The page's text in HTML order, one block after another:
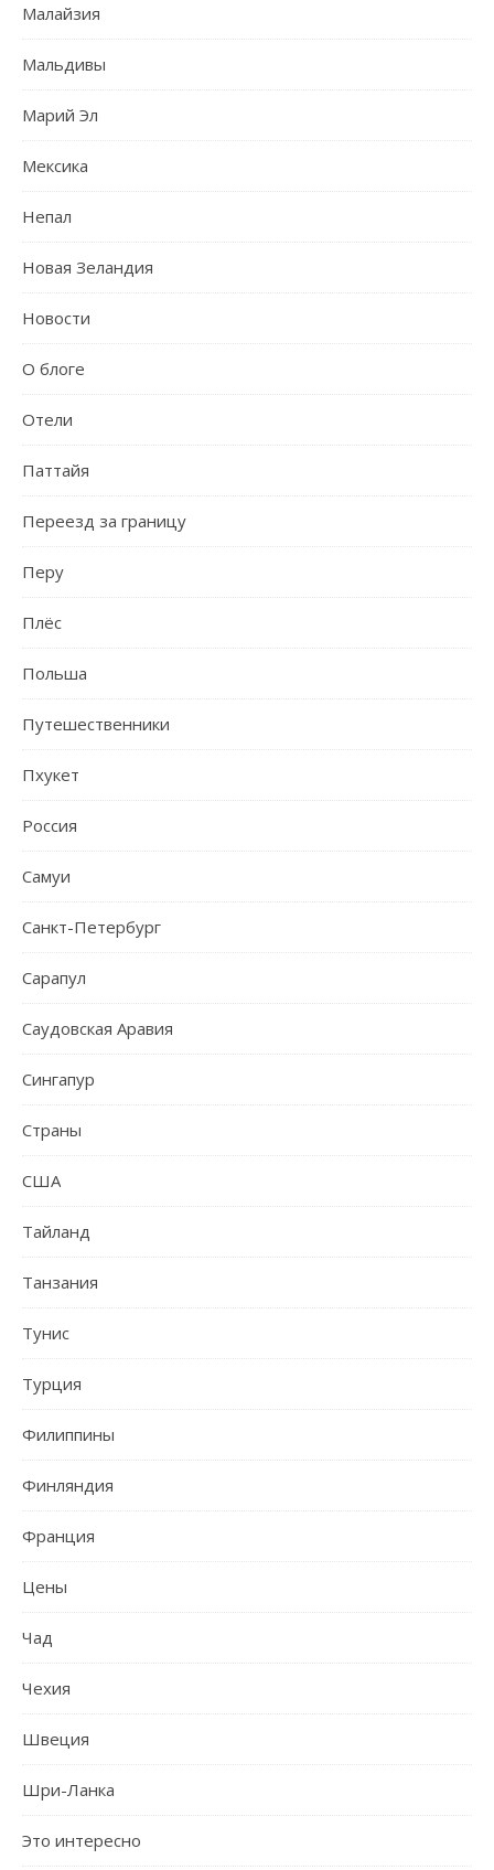
Малайзия
Мальдивы
Марий Эл
Мексика
Непал
Новая Зеландия
Новости
О блоге
Отели
Паттайя
Переезд за границу
Перу
Плёс
Польша
Путешественники
Пхукет
Россия
Самуи
Санкт-Петербург
Сарапул
Саудовская Аравия
Сингапур
Страны
США
Тайланд
Танзания
Тунис
Турция
Филиппины
Финляндия
Франция
Цены
Чад
Чехия
Швеция
Шри-Ланка
Это интересно